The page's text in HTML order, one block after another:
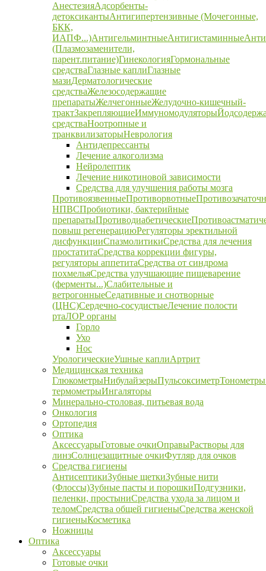
АнестезияАдсорбенты-
детоксикантыАнтигипертензивные (Мочегонные,
БКК,
ИАПФ...)АнтигельминтныеАнтигистаминные
(Плазмозаменители,
парент.питание)ГинекологияГормональные
средстваГлазные каплиГлазные
мазиДерматологические
средстваЖелезосодержащие
препаратыЖелчегонныеЖелудочно-кишечный-
трактЗакрепляющиеИммуномодуляторы
средстваНоотропные и
транквилизаторыНеврология
Антидепрессанты
Лечение алкоголизма
Нейролептик
Лечение никотиновой зависимости
Средства для улучшения работы мозга
ПротивоязвенныеПротиворвотные
НПВСПробиотики, бактерийные
препаратыПротиводиабетические
повыш регенерациюРегуляторы эректильной
дисфункцииСпазмолитикиСредства для лечения
простатитаСредства коррекции фигуры,
регуляторы аппетитаСредства от синдрома
похмельяСредства улучшающие пищеварение
(ферменты...)Слабительные и
ветрогонныеСедативные и снотворные
(ЦНС)Сердечно-сосудистыеЛечение полости
ртаЛОР органы
Горло
Ухо
Нос
УрологическиеУшные каплиАртрит
Медицинская техника
ГлюкометрыНибулайзерыПульсоксиметрТонометры
термометрыИнгаляторы
Минерально-столовая, питьевая вода
Онкология
Ортопедия
Оптика
АксессуарыГотовые очкиОправыРастворы для
линзСолнцезащитные очкиФутляр для очков
Средства гигиены
АнтисептикиЗубные щеткиЗубные нити
(Флоссы)Зубные пасты и порошкиПодгузники,
пеленки, простыниСредства ухода за лицом и
теломСредства общей гигиеныСредства женской
гигиеныКосметика
Ножницы
Оптика
Аксессуары
Готовые очки